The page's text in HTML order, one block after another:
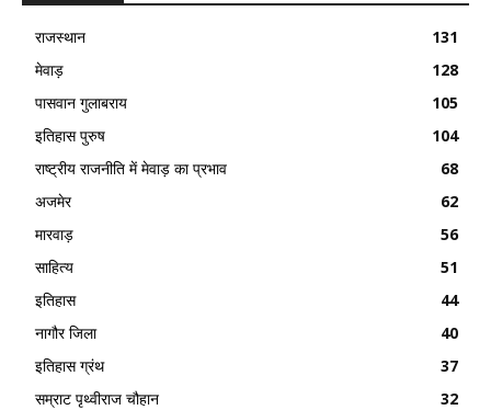
राजस्थान
131
मेवाड़
128
पासवान गुलाबराय
105
इतिहास पुरुष
104
राष्ट्रीय राजनीति में मेवाड़ का प्रभाव
68
अजमेर
62
मारवाड़
56
साहित्य
51
इतिहास
44
नागौर जिला
40
इतिहास ग्रंथ
37
सम्राट पृथ्वीराज चौहान
32